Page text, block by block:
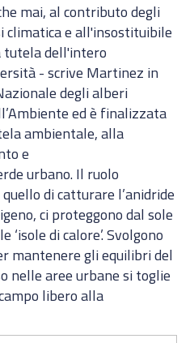
mai, al contributo degli
e all'insostituibile
tutela dell'intero
- scrive Martinez in
degli alberi
ed è finalizzata
ambientale, alla
e
urbano. Il ruolo
di catturare l’anidride
ci proteggono dal sole
di calore’. Svolgono
mantenere gli equilibri del
nelle aree urbane si toglie
libero alla